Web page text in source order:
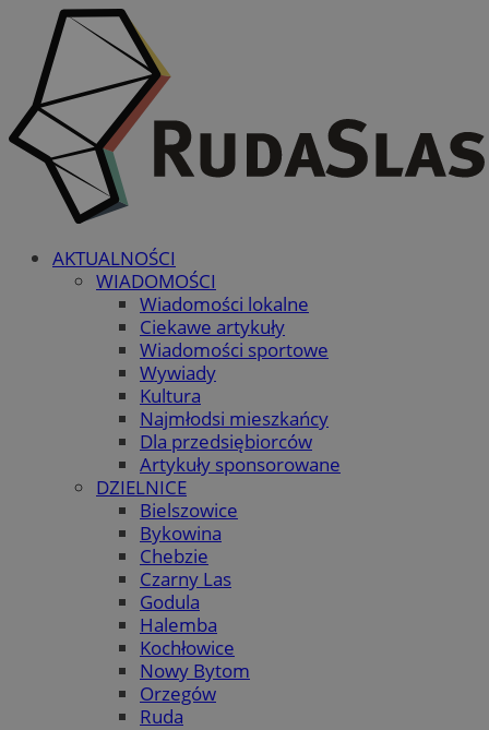
AKTUALNOŚCI
WIADOMOŚCI
Wiadomości lokalne
Ciekawe artykuły
Wiadomości sportowe
Wywiady
Kultura
Najmłodsi mieszkańcy
Dla przedsiębiorców
Artykuły sponsorowane
DZIELNICE
Bielszowice
Bykowina
Chebzie
Czarny Las
Godula
Halemba
Kochłowice
Nowy Bytom
Orzegów
Ruda